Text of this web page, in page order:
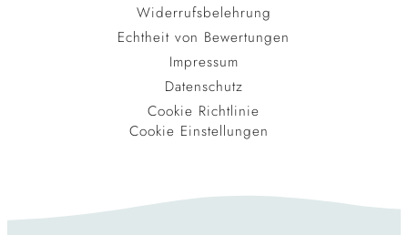
Widerrufsbelehrung
Echtheit von Bewertungen
Impressum
Datenschutz
Cookie Richtlinie
Cookie Einstellungen